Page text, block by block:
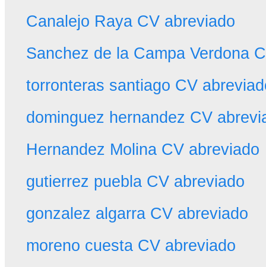
Canalejo Raya CV abreviado
Sanchez de la Campa Verdona
torronteras santiago CV
dominguez hernandez CV
Hernandez Molina CV abreviado
gutierrez puebla CV abreviado
gonzalez algarra CV abreviado
moreno cuesta CV abreviado